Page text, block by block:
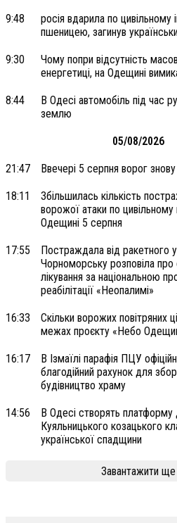
9:48
росія вдарила по
пшеницею, загинув
9:30
Чому попри відсутність
енергетиці, на Одещині
8:44
В Одесі автомобіль під час
землю
05/08/2026
21:47 Ввечері 5 серпня ворог
18:11
Збільшилась кількість
ворожої атаки по цивільному
Одещині 5 серпня
17:55
Постраждала від ракетного
Чорноморську розповіла про
лікування за національною
реабілітації «Неопалимі»
16:33
Скільки ворожих повітряних
межах проєкту «Небо
16:17
В Ізмаїлі парафія ПЦУ
благодійний рахунок для
будівництво храму
14:56
В Одесі створять платформу
Куяльницького козацького
української спадщини
Завантажити ще